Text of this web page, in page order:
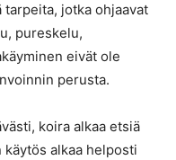
jotka ohjaavat
pureskelu,
eivät ole
perusta.
koira alkaa etsiä
alkaa helposti